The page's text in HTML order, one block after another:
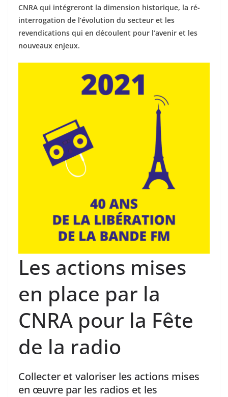
CNRA qui intégreront la dimension historique, la ré-
interrogation de l’évolution du secteur et les
revendications qui en découlent pour l’avenir et les
nouveaux enjeux.
Les actions mises
en place par la
CNRA pour la Fête
de la radio
Collecter et valoriser les actions mises
en œuvre par les radios et les